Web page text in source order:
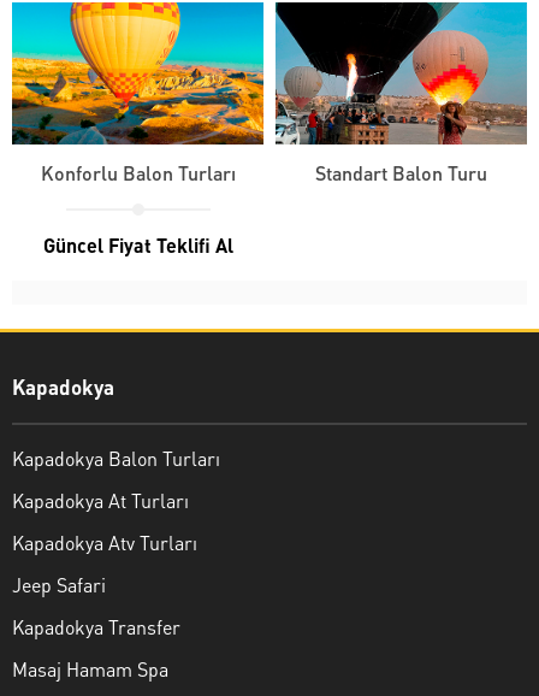
Konforlu Balon Turları
Güncel Fiyat Teklifi Al
Standart Balon Turu
Kapadokya
Kapadokya Balon Turları
Kapadokya At Turları
Kapadokya Atv Turları
Jeep Safari
Kapadokya Transfer
Masaj Hamam Spa